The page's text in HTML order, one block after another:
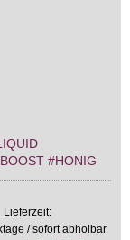
#HONIG
Lieferzeit: